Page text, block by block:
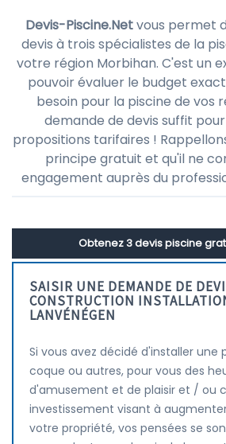
Devis-Piscine.Netvous permet
devis à trois spécialistes de la
votre région Morbihan. C'est un
pouvoir évaluer le budget
besoin pour la piscine de vos
demande de devis suffit
propositions tarifaires !
principe gratuit et qu'il ne
engagement auprès du
Obtenez 3 devis piscine
SAISIR UNE DEMANDE DE
CONSTRUCTION
LANVÉNÉGEN
Si vous avez décidé d'installer une
coque ou autres, pour vous des
d'amusement et de plaisir et / ou
investissement visant à
votre propriété, vos pensées se